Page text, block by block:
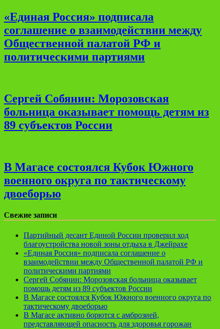
«Единая Россия» подписала
соглашение о взаимодействии между
Общественной палатой РФ и
политическими партиями
Сергей Собянин: Морозовская
больница оказывает помощь детям из
89 субъектов России
В Магасе состоялся Кубок Южного
военного округа по тактическому
двоеборью
Свежие записи
Партийный десант Единой России проверил ход
благоустройства новой зоны отдыха в Джейрахе
«Единая Россия» подписала соглашение о
взаимодействии между Общественной палатой РФ и
политическими партиями
Сергей Собянин: Морозовская больница оказывает
помощь детям из 89 субъектов России
В Магасе состоялся Кубок Южного военного округа по
тактическому двоеборью
В Магасе активно борются с амброзией,
представляющей опасность для здоровья горожан